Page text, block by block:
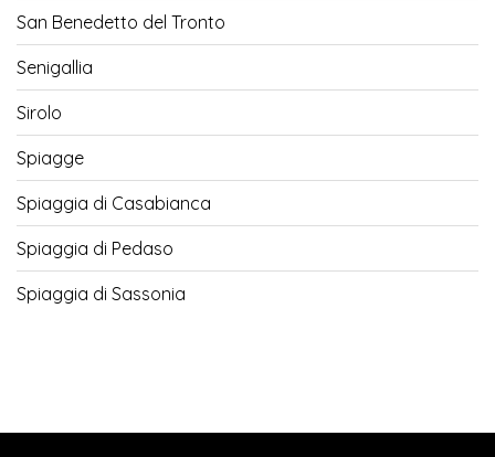
San Benedetto del Tronto
Senigallia
Sirolo
Spiagge
Spiaggia di Casabianca
Spiaggia di Pedaso
Spiaggia di Sassonia